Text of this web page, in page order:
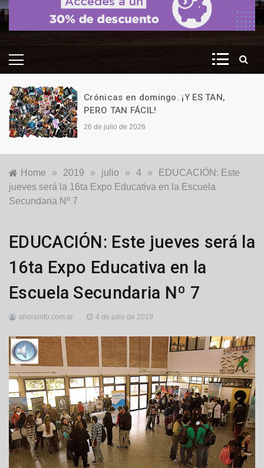
Crónicas en domingo. ¡Y ES TAN,
PERO TAN FÁCIL!
26 de julio de 2026
Home » 2019 » julio » 4 »
EDUCACIÓN: Este
jueves será la 16ta Expo Educativa en la Escuela
Secundaria Nº 7
Educación ,
Locales
EDUCACIÓN: Este jueves será la
16ta Expo Educativa en la
Escuela Secundaria Nº 7
ahorainfo.com.ar 4 de julio de 2019